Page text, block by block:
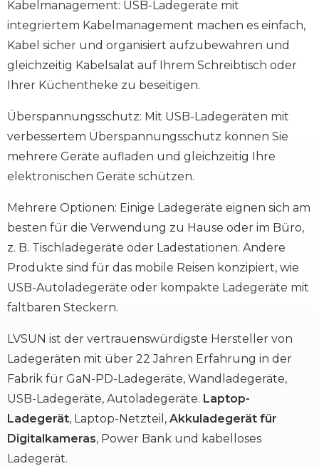
Kabelmanagement: USB-Ladegeräte mit
integriertem Kabelmanagement machen es einfach,
Kabel sicher und organisiert aufzubewahren und
gleichzeitig Kabelsalat auf Ihrem Schreibtisch oder
Ihrer Küchentheke zu beseitigen.
Überspannungsschutz: Mit USB-Ladegeräten mit
verbessertem Überspannungsschutz können Sie
mehrere Geräte aufladen und gleichzeitig Ihre
elektronischen Geräte schützen.
Mehrere Optionen: Einige Ladegeräte eignen sich am
besten für die Verwendung zu Hause oder im Büro,
z. B. Tischladegeräte oder Ladestationen. Andere
Produkte sind für das mobile Reisen konzipiert, wie
USB-Autoladegeräte oder kompakte Ladegeräte mit
faltbaren Steckern.
LVSUN ist der vertrauenswürdigste Hersteller von
Ladegeräten mit über 22 Jahren Erfahrung in der
Fabrik für GaN-PD-Ladegeräte, Wandladegeräte,
USB-Ladegeräte, Autoladegeräte. Laptop-
Ladegerät, Laptop-Netzteil, Akkuladegerät für
Digitalkameras, Power Bank und kabelloses
Ladegerät.